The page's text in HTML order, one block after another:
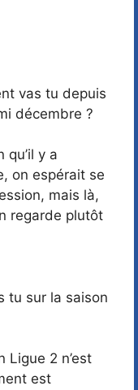
vas tu depuis
décembre ?
qu’il y a
on espérait se
mais là,
regarde plutôt
tu sur la saison
Ligue 2 n’est
est